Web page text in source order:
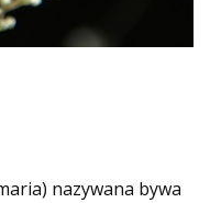
nazywana bywa